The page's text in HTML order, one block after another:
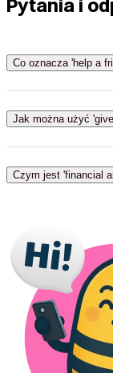
Co oznacza 'help a
'Help a friend'
przyjacielowi.
Jak można użyć
'Give support'
chęć pomocy
Czym jest 'financial